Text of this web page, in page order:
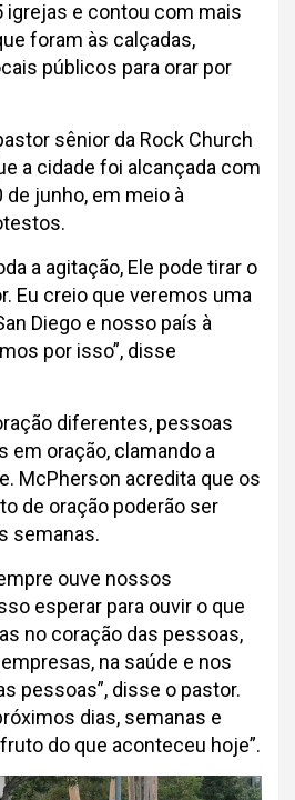
igrejas e contou com mais
foram às calçadas,
públicos para orar por
sênior da Rock Church
a cidade foi alcançada com
junho, em meio à
a agitação, Ele pode tirar o
Eu creio que veremos uma
Diego e nosso país à
por isso”, disse
diferentes, pessoas
em oração, clamando a
McPherson acredita que os
de oração poderão ser
semanas.
ouve nossos
esperar para ouvir o que
no coração das pessoas,
na saúde e nos
pessoas”, disse o pastor.
dias, semanas e
do que aconteceu hoje”.